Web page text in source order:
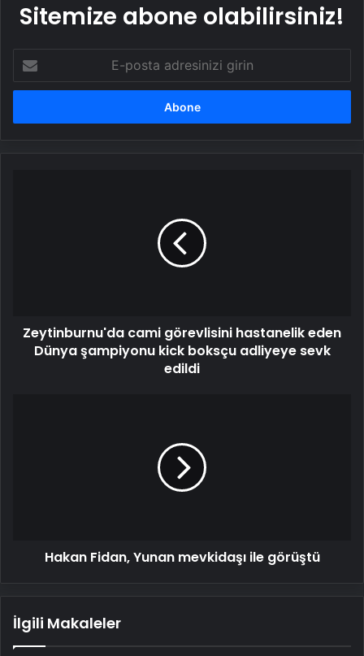
Sitemize abone olabilirsiniz!
posta
adresinizi
adliyeye
sevk
Zeytinburnu'da cami görevlisini hastanelik eden
Dünya şampiyonu kick boksçu adliyeye sevk
edildi
Hakan Fidan, Yunan mevkidaşı ile görüştü
İlgili Makaleler